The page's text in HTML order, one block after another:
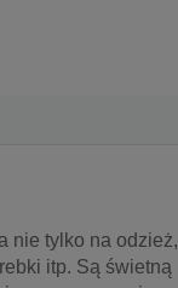
nie tylko na odzież,
itp. Są świetną